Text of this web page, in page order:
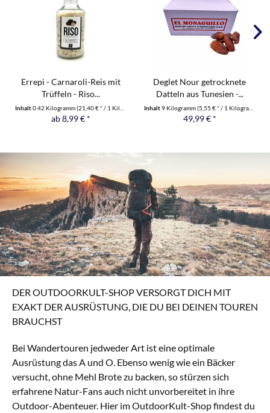
Errepi - Carnaroli-Reis mit
Trüffeln - Riso...
Inhalt0.42 Kilogramm(21,40 € * / 1 Kilogramm)
ab 8,99 € *
Deglet Nour getrocknete
Datteln aus Tunesien -...
Inhalt9 Kilogramm(5,55 € * / 1 Kilogramm)
49,99 € *
DER OUTDOORKULT-SHOP VERSORGT DICH MIT
EXAKT DER AUSRÜSTUNG, DIE DU BEI DEINEN TOUREN
BRAUCHST
Bei Wandertouren jedweder Art ist eine optimale
Ausrüstung das A und O. Ebenso wenig wie ein Bäcker
versucht, ohne Mehl Brote zu backen, so stürzen sich
erfahrene Natur-Fans auch nicht unvorbereitet in ihre
Outdoor-Abenteuer. Hier im OutdoorKult-Shop findest du